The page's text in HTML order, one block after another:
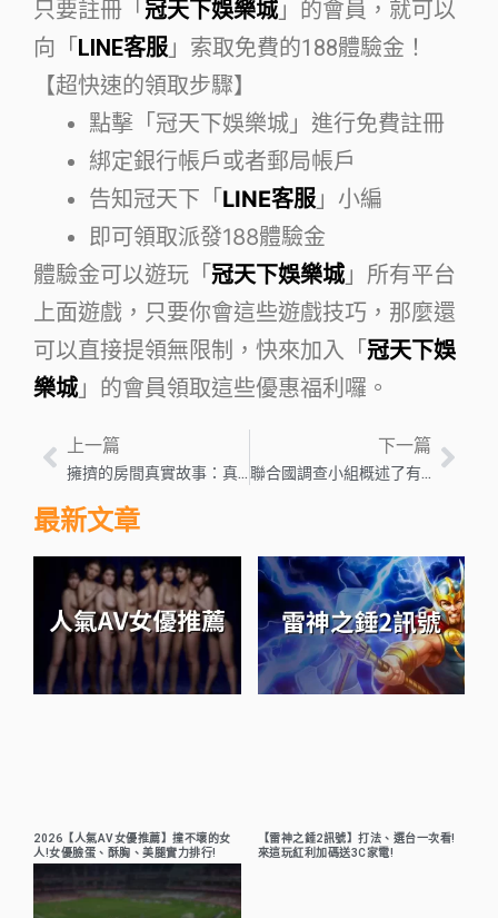
只要註冊「 冠天下娛樂城」的會員，就可以
向「 LINE客服 」索取免費的188體驗金！
【超快速的領取步驟】
點擊「冠天下娛樂城」進行免費註冊
綁定銀行帳戶或者郵局帳戶
告知冠天下「 LINE客服 」小編
即可領取派發188體驗金
體驗金可以遊玩「 冠天下娛樂城」所有平台
上面遊戲，只要你會這些遊戲技巧，那麼還
可以直接提領無限制，快來加入「 冠天下娛
樂城」的會員領取這些優惠福利囉。
上一篇 下一篇
最新文章
2026【人氣AV女優推薦】撞不壞的女
人!女優臉蛋、酥胸、美腿實力排行!
【雷神之錘2訊號】打法、選台一次看!
來這玩紅利加碼送3C家電!